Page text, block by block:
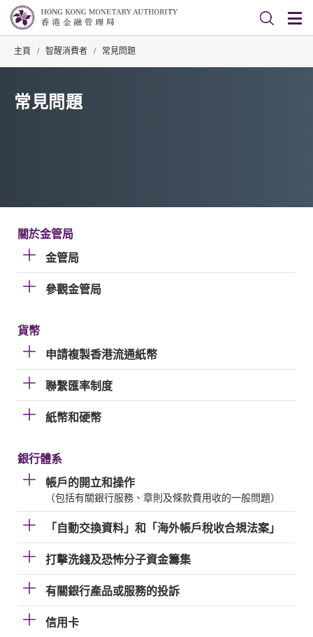
主頁 / 智醒消費者 / 常見問題
常見問題
關於金管局
金管局
參觀金管局
貨幣
申請複製香港流通紙幣
聯繫匯率制度
紙幣和硬幣
銀行體系
帳戶的開立和操作
（包括有關銀行服務、章則及條款費用收的一般問題）
「自動交換資料」和「海外帳戶稅收合規法案」
打擊洗錢及恐怖分子資金籌集
有關銀行產品或服務的投訴
信用卡